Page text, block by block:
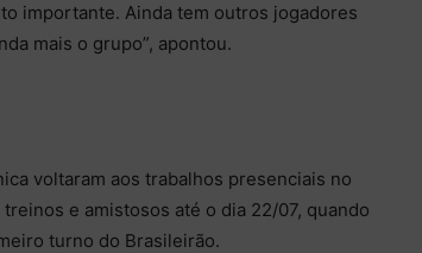
importante. Ainda tem outros jogadores
mais o grupo”, apontou.
voltaram aos trabalhos presenciais no
e amistosos até o dia 22/07, quando
turno do Brasileirão.